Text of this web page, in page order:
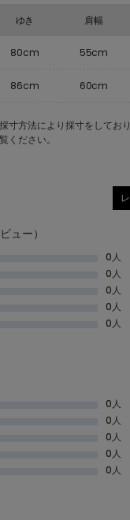
ゆき 肩幅
80cm 55cm
86cm 60cm
寸方法により採寸をしており
ください。
ュー）
0人
0人
0人
0人
0人
0人
0人
0人
0人
0人